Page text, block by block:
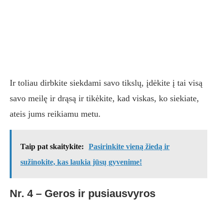
Ir toliau dirbkite siekdami savo tikslų, įdėkite į tai visą
savo meilę ir drąsą ir tikėkite, kad viskas, ko siekiate,
ateis jums reikiamu metu.
Taip pat skaitykite:
Pasirinkite vieną žiedą ir
sužinokite, kas laukia jūsų gyvenime!
Nr. 4 – Geros ir pusiausvyros